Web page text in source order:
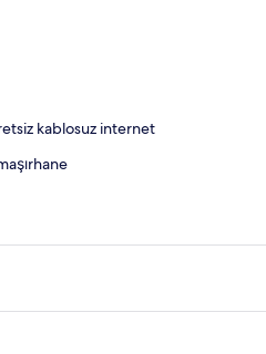
çalışma alanı, güneşlik/perde
kablosuz internet